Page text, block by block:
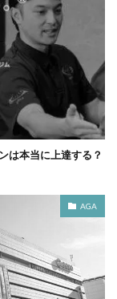
は本当に上達する？
AGA